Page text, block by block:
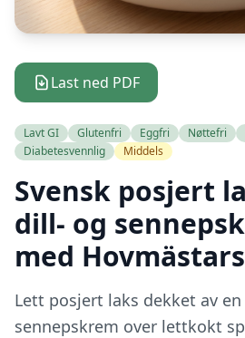
Last ned PDF
Lavt GI Glutenfri Eggfri Nøttefri
Diabetesvennlig
Middels
Svensk posjert
dill- og
med
Lett posjert laks dekket av
sennepskrem over lettkokt